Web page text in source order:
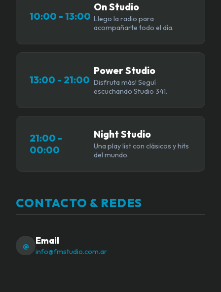
10:00 - 13:00
On Studio
Llego la radio para
acompañarte todo el día.
13:00 - 21:00
Power Studio
Disfruta más! Seguí
escuchando Studio 341.
21:00 -
00:00
Night Studio
Una play list con clásicos y hits
del mundo.
CONTACTO & REDES
@ Email
info@fmstudio.com.ar